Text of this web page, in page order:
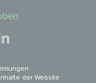
der Website